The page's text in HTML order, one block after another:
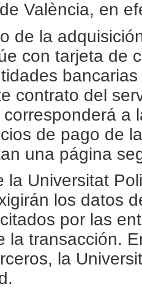
València, en
de la
con tarjeta de
contrato del
a
de pago de
una página
la Universitat
los datos
por las
la transacción.
la